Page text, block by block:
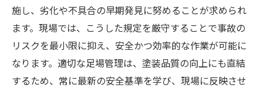
施し、劣化や不具合の早期発見に努めることが求められ
ます。現場では、こうした規定を厳守することで事故の
リスクを最小限に抑え、安全かつ効率的な作業が可能に
なります。適切な足場管理は、塗装品質の向上にも直結
するため、常に最新の安全基準を学び、現場に反映させ